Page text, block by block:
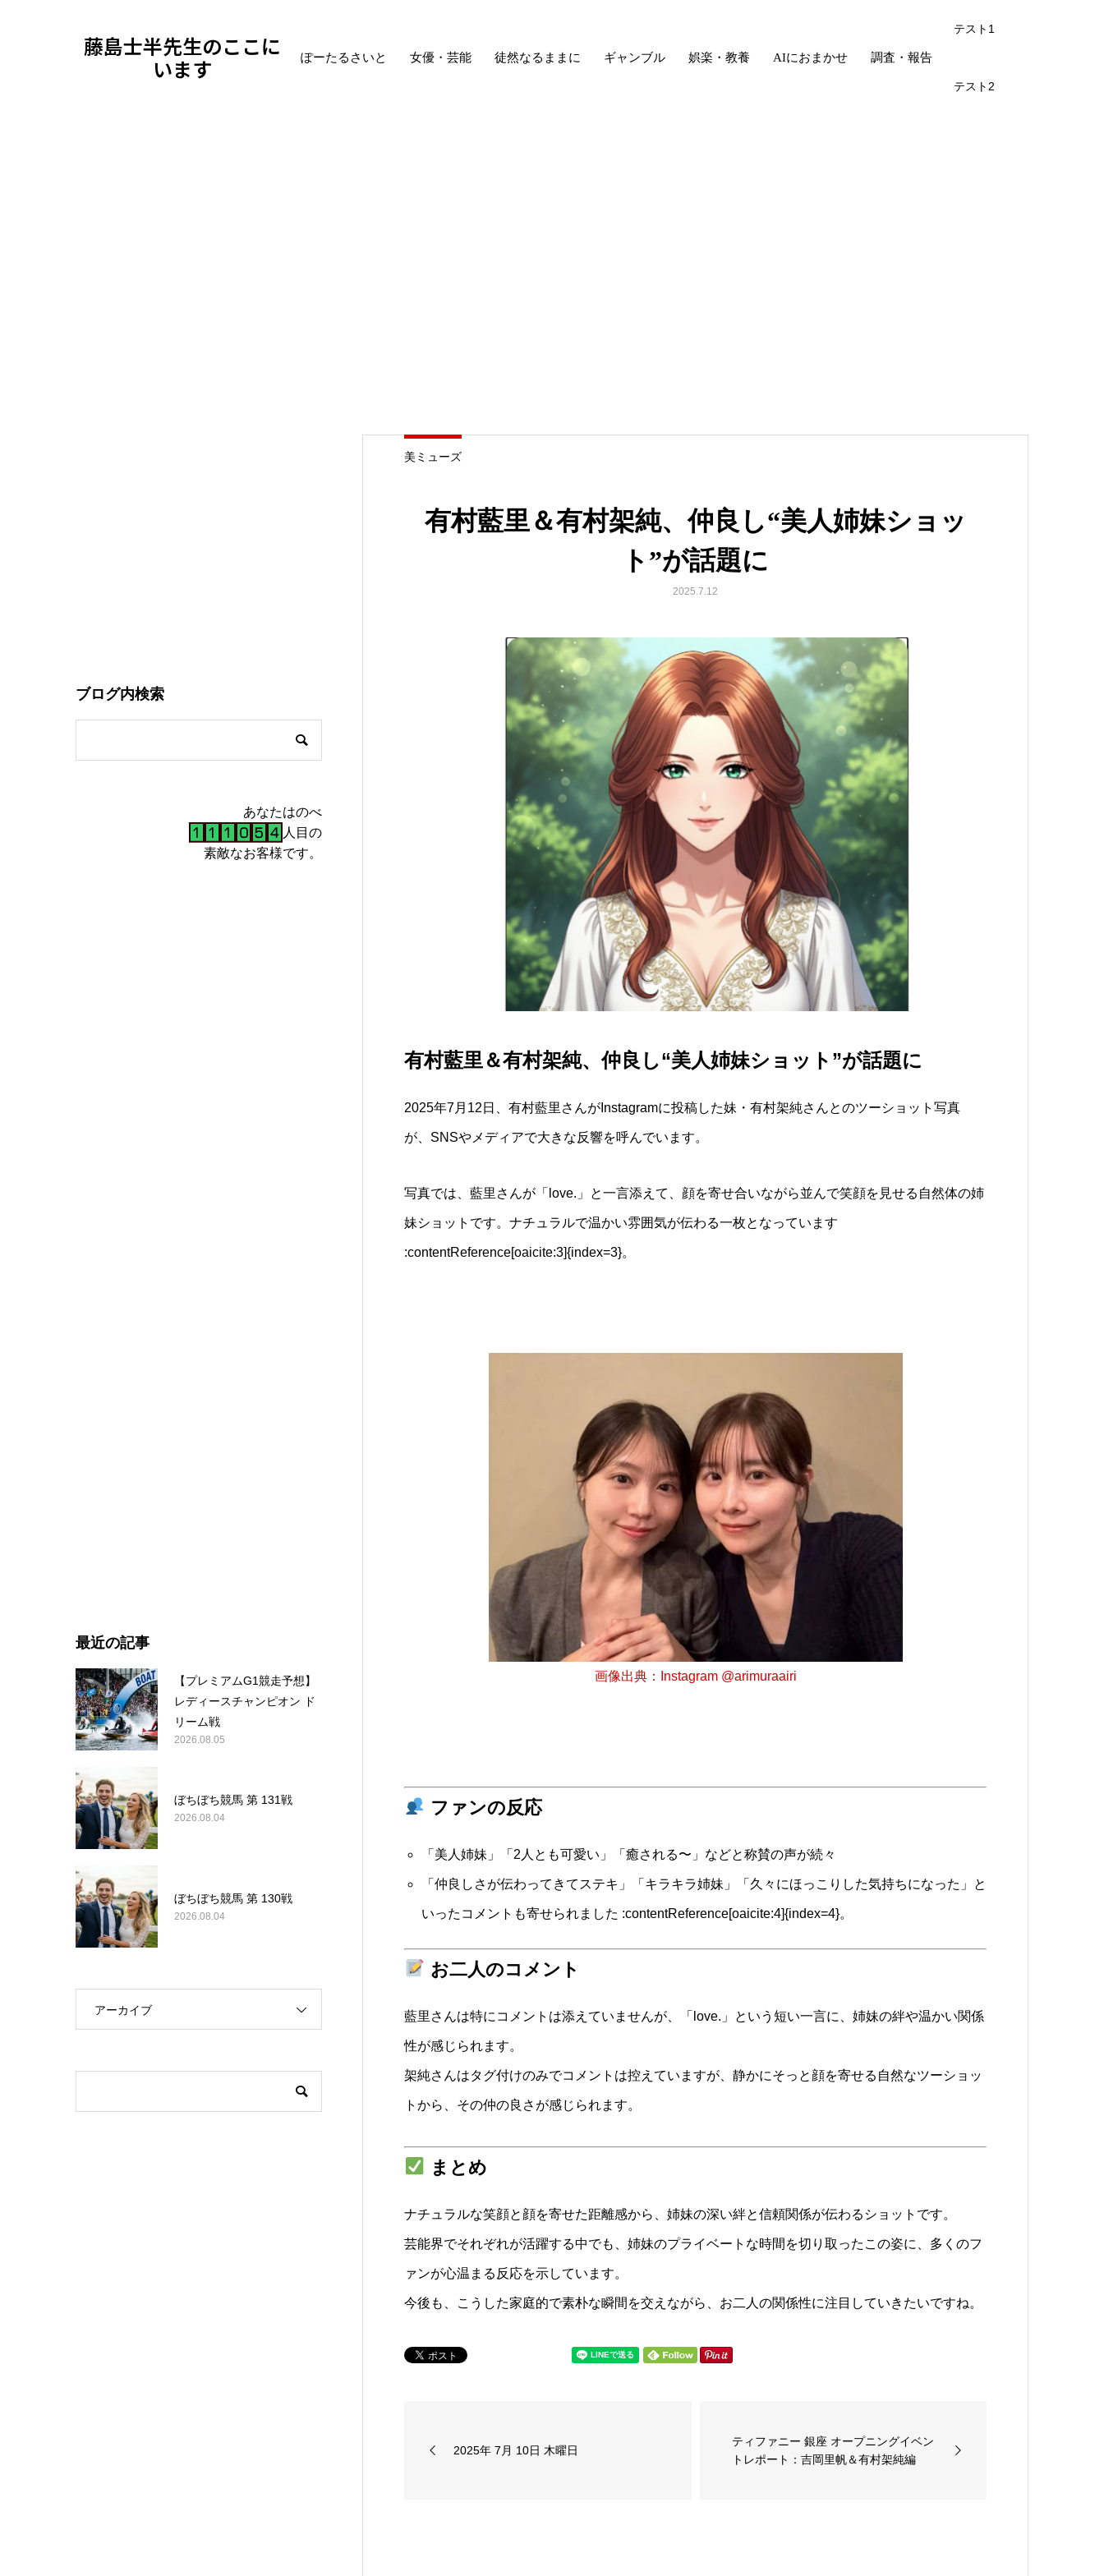
藤島士半先生のここに
います
ぽーたるさいと 女優・芸能 徒然なるままに ギャンブル 娯楽・教養 AIにおまかせ 調査・報告
テスト1
テスト2
美ミューズ
美ミューズ
有村藍里＆有村架純、仲良し“美人姉妹ショッ
ト”が話題に
2025.7.12
有村藍里＆有村架純、仲良し“美人姉妹ショット”が話題に
2025年7月12日、有村藍里さんがInstagramに投稿した妹・有村架純さんとのツーショット写真
が、SNSやメディアで大きな反響を呼んでいます。
写真では、藍里さんが「love.」と一言添えて、顔を寄せ合いながら並んで笑顔を見せる自然体の姉
妹ショットです。ナチュラルで温かい雰囲気が伝わる一枚となっています
:contentReference[oaicite:3]{index=3}。
画像出典：Instagram @arimuraairi
ファンの反応
「美人姉妹」「2人とも可愛い」「癒される〜」などと称賛の声が続々
「仲良しさが伝わってきてステキ」「キラキラ姉妹」「久々にほっこりした気持ちになった」と
いったコメントも寄せられました :contentReference[oaicite:4]{index=4}。
お二人のコメント
藍里さんは特にコメントは添えていませんが、「love.」という短い一言に、姉妹の絆や温かい関係
性が感じられます。
架純さんはタグ付けのみでコメントは控えていますが、静かにそっと顔を寄せる自然なツーショッ
トから、その仲の良さが感じられます。
まとめ
ナチュラルな笑顔と顔を寄せた距離感から、姉妹の深い絆と信頼関係が伝わるショットです。
芸能界でそれぞれが活躍する中でも、姉妹のプライベートな時間を切り取ったこの姿に、多くのフ
ァンが心温まる反応を示しています。
今後も、こうした家庭的で素朴な瞬間を交えながら、お二人の関係性に注目していきたいですね。
2025年 7月 10日 木曜日
ティファニー 銀座 オープニングイベン
トレポート：吉岡里帆＆有村架純編
ブログ内検索
あなたはのべ
人目の
素敵なお客様です。
最近の記事
【プレミアムG1競走予想】
レディースチャンピオン ド
リーム戦
2026.08.05
ぼちぼち競馬 第 131戦
2026.08.04
ぼちぼち競馬 第 130戦
2026.08.04
アーカイブ